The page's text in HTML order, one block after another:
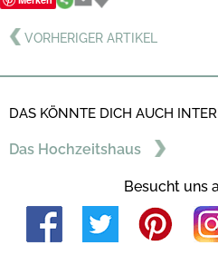
VORHERIGER ARTIKEL
DAS KÖNNTE DICH AUCH
Das Hochzeitshaus
Besucht uns